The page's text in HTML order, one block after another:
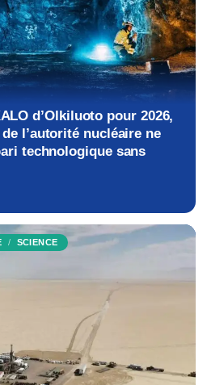
d’Olkiluoto pour 2026,
l’autorité nucléaire ne
technologique sans
SCIENCE